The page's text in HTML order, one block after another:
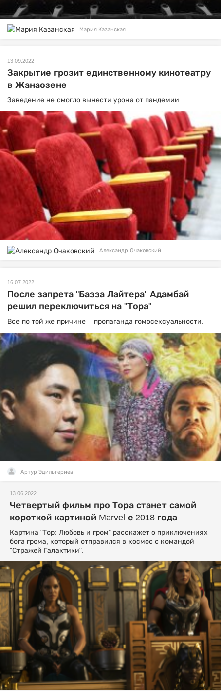
Мария Казанская
13.09.2022
Закрытие грозит единственному кинотеатру
в Жанаозене
Заведение не смогло вынести урона от пандемии.
Александр Очаковский
16.07.2022
После запрета "Базза Лайтера" Адамбай
решил переключиться на "Тора"
Все по той же причине – пропаганда гомосексуальности.
Артур Эдильгериев
13.06.2022
Четвертый фильм про Тора станет самой
короткой картиной Marvel с 2018 года
Картина "Тор: Любовь и гром" расскажет о приключениях
бога грома, который отправился в космос с командой
"Стражей Галактики".